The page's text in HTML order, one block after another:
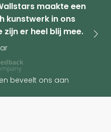
maakte een
kunstwerk in ons
er heel blij mee.
beveelt ons aan